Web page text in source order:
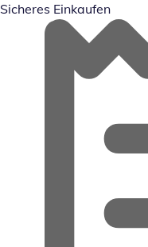
Sicheres Einkaufen